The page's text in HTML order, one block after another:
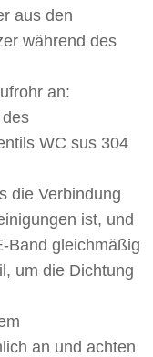
aus den
während des
an:
WC sus 304
die Verbindung
ist, und
Band gleichmäßig
um die Dichtung
an und achten